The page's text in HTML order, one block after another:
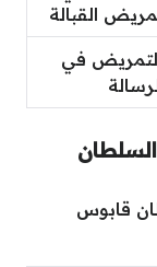
القبالة
في
قابوس